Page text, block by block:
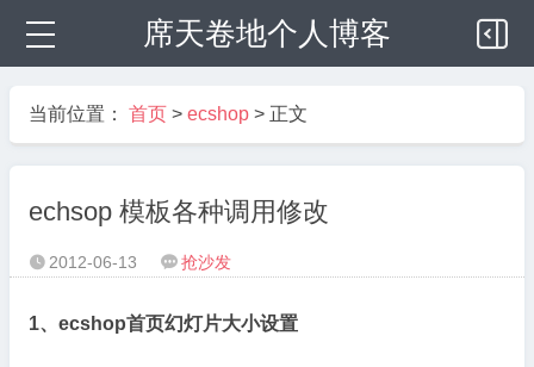
席天卷地个人博客
当前位置： 首页 > ecshop > 正文
echsop 模板各种调用修改
 2012-06-13  抢沙发
1、ecshop首页幻灯片大小设置